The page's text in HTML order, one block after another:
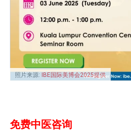
照片来源: IBE国际美博会2025提供
免费中医咨询